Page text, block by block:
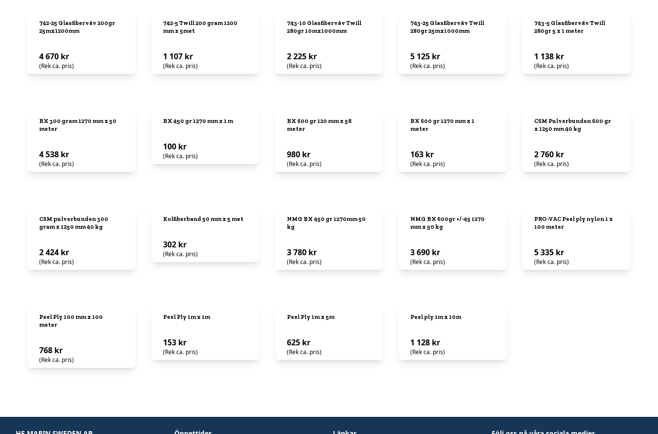
742-25 Glasfiberväv 200gr
25mx1200mm
4 670 kr
(Rek ca. pris)
742-5 Twill 200 gram 1200
mm x 5met
1 107 kr
(Rek ca. pris)
743-10 Glasfiberväv Twill
280gr 10mx1000mm
2 225 kr
(Rek ca. pris)
743-25 Glasfiberväv Twill
280gr 25mx1000mm
5 125 kr
(Rek ca. pris)
743-5 Glasfiberväv Twill
280gr 5 x 1 meter
1 138 kr
(Rek ca. pris)
BX 300 gram 1270 mm x 50
meter
4 538 kr
(Rek ca. pris)
BX 450 gr 1270 mm x 1 m
100 kr
(Rek ca. pris)
BX 600 gr 120 mm x 58
meter
980 kr
(Rek ca. pris)
BX 600 gr 1270 mm x 1
meter
163 kr
(Rek ca. pris)
CSM Pulverbunden 600 gr
x 1250 mm 40 kg
2 760 kr
(Rek ca. pris)
CSM pulverbunden 300
gram x 1250 mm 40 kg
2 424 kr
(Rek ca. pris)
Kolfiberband 50 mm x 5 met
302 kr
(Rek ca. pris)
NMG BX 450 gr 1270mm 50
kg
3 780 kr
(Rek ca. pris)
NMG BX 600gr +/-45 1270
mm x 50 kg
3 690 kr
(Rek ca. pris)
PRO-VAC Peel ply nylon 1 x
100 meter
5 335 kr
(Rek ca. pris)
Peel Ply 100 mm x 100
meter
768 kr
(Rek ca. pris)
Peel Ply 1m x 1m
153 kr
(Rek ca. pris)
Peel Ply 1m x 5m
625 kr
(Rek ca. pris)
Peel ply 1m x 10m
1 128 kr
(Rek ca. pris)